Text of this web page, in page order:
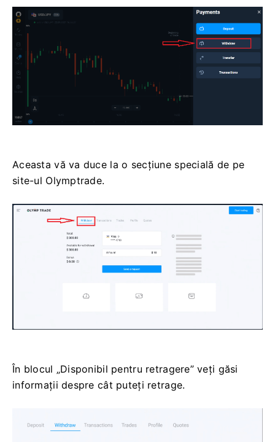
Aceasta vă va duce la o secțiune specială de pe
site-ul Olymptrade.
În blocul „Disponibil pentru retragere” veți găsi
informații despre cât puteți retrage.